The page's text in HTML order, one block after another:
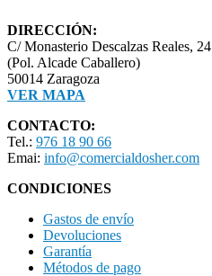
DIRECCIÓN:
C/ Monasterio Descalzas Reales, 24
(Pol. Alcade Caballero)
50014 Zaragoza
VER MAPA
CONTACTO:
Tel.: 976 18 90 66
Emai: info@comercialdosher.com
CONDICIONES
Gastos de envío
Devoluciones
Garantía
Métodos de pago